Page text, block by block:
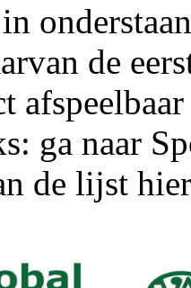
de
ga naar
de lijst